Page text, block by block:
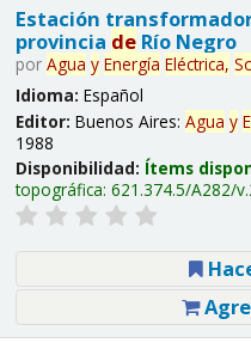
Estación
provincia deRío Negro
por Agua y Energía Eléctrica,
Idioma: Español
Editor: Buenos Aires: Agua y
1988
Disponibilidad: Ítems
topográfica: 621.374.5/A282/